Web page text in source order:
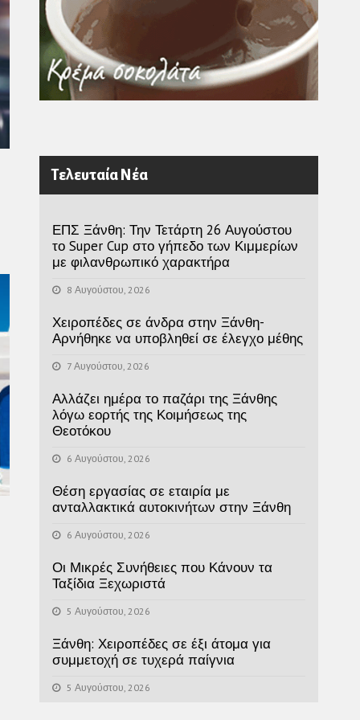
Τελευταία Νέα
ΕΠΣ Ξάνθη: Την Τετάρτη 26 Αυγούστου
το Super Cup στο γήπεδο των Κιμμερίων
με φιλανθρωπικό χαρακτήρα
8 Αυγούστου, 2026
Χειροπέδες σε άνδρα στην Ξάνθη-
Αρνήθηκε να υποβληθεί σε έλεγχο μέθης
7 Αυγούστου, 2026
Αλλάζει ημέρα το παζάρι της Ξάνθης
λόγω εορτής της Κοιμήσεως της
Θεοτόκου
6 Αυγούστου, 2026
Θέση εργασίας σε εταιρία με
ανταλλακτικά αυτοκινήτων στην Ξάνθη
6 Αυγούστου, 2026
Οι Μικρές Συνήθειες που Κάνουν τα
Ταξίδια Ξεχωριστά
5 Αυγούστου, 2026
Ξάνθη: Χειροπέδες σε έξι άτομα για
συμμετοχή σε τυχερά παίγνια
5 Αυγούστου, 2026